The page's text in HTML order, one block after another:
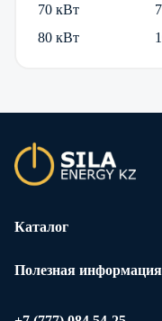
70 кВт
80 кВт
Каталог
Полезная информация